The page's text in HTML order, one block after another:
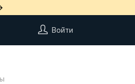
Войти